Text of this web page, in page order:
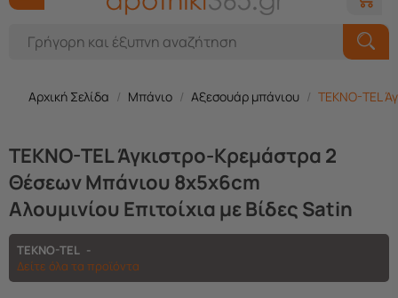
Αρχική Σελίδα / Μπάνιο / Αξεσουάρ μπάνιου / TEKNO-TEL
TEKNO-TEL Άγκιστρο-Κρεμάστρα 2
Θέσεων Μπάνιου 8x5x6cm
Αλουμινίου Επιτοίχια με Βίδες Satin
TEKNO-TEL
Δείτε όλα τα προϊόντα